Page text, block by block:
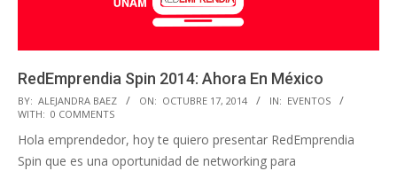
RedEmprendia Spin 2014: Ahora En México
2014-
10-
17
BY: ALEJANDRA BAEZ ON: OCTUBRE 17, 2014 IN: EVENTOS
WITH: 0 COMMENTS
Hola emprendedor, hoy te quiero presentar RedEmprendia
Spin que es una oportunidad de networking para